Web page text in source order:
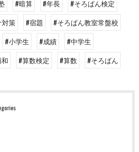
#暗算 #年長
#そろばん検定
対策 #宿題
#そろばん教室常盤校
#小学生 #成績
#中学生
#算数検定 #算数 #そろばん